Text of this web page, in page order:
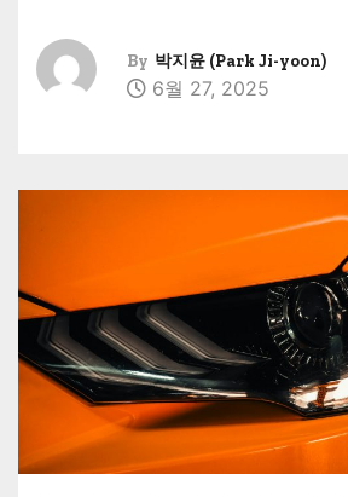
By 박지윤 (Park Ji-yoon)
6월 27, 2025